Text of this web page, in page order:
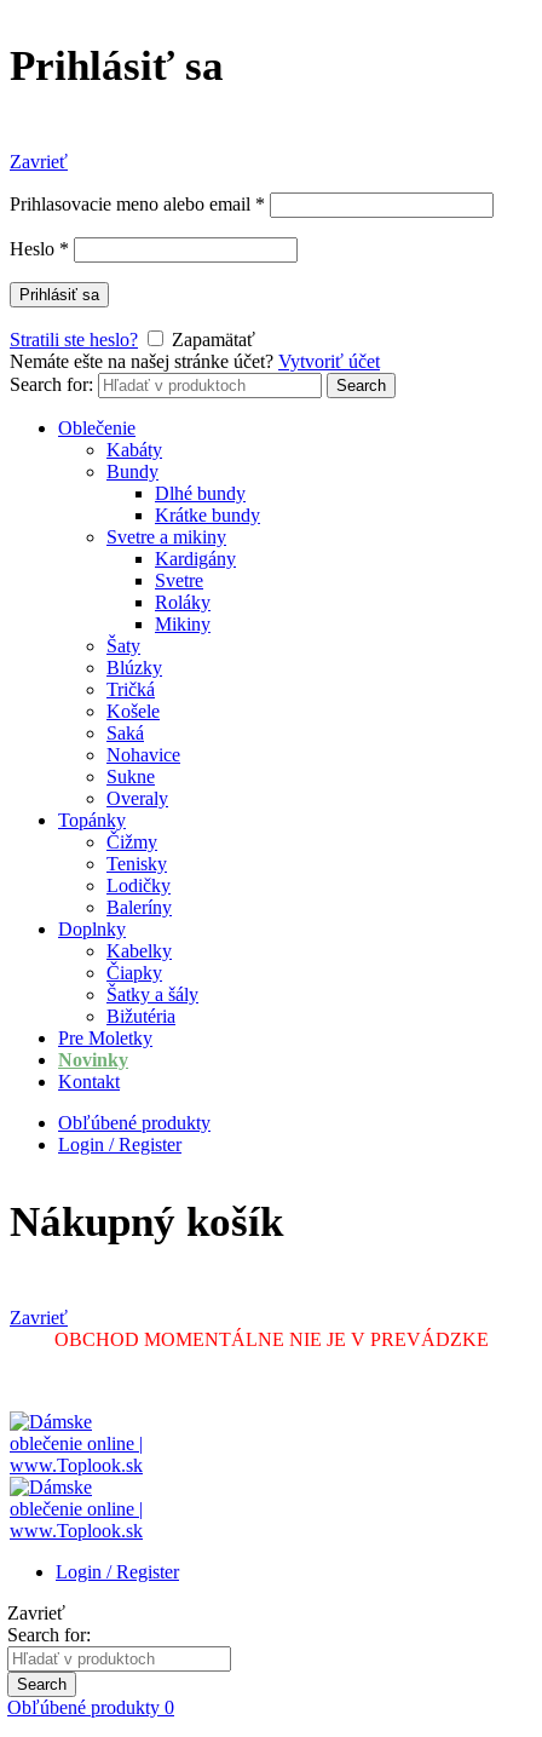
Prihlásiť sa
Zavrieť
Prihlasovacie meno alebo email *
Heslo *
Prihlásiť sa
Stratili ste heslo?
Zapamätať
Nemáte ešte na našej stránke účet? Vytvoriť účet
Search for:
Search
Oblečenie
Kabáty
Bundy
Dlhé bundy
Krátke bundy
Svetre a mikiny
Kardigány
Svetre
Roláky
Mikiny
Šaty
Blúzky
Tričká
Košele
Saká
Nohavice
Sukne
Overaly
Topánky
Čižmy
Tenisky
Lodičky
Baleríny
Doplnky
Kabelky
Čiapky
Šatky a šály
Bižutéria
Pre Moletky
Novinky
Kontakt
Obľúbené produkty
Login / Register
Nákupný košík
Zavrieť
OBCHOD MOMENTÁLNE NIE JE V PREVÁDZKE
Login / Register
Zavrieť
Search for:
Search
Obľúbené produkty 0